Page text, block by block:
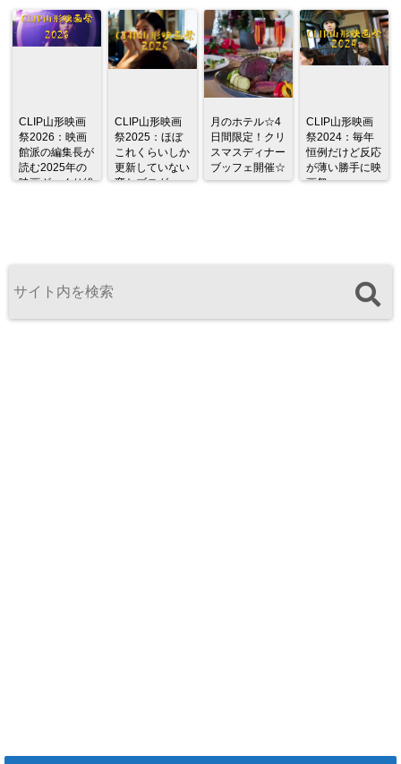
CLIP山形映画
祭2026：映画
館派の編集長が
読む2025年の
映画ざっくり総
CLIP山形映画
祭2025：ほぼ
これくらいしか
更新していない
変なブログ
月のホテル☆4
日間限定！クリ
スマスディナー
ブッフェ開催☆
CLIP山形映画
祭2024：毎年
恒例だけど反応
が薄い勝手に映
画祭